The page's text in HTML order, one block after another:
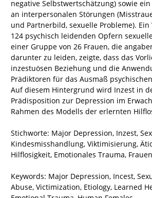
negative Selbstwertschätzung) sowie
an interpersonalen Störungen
und Partnerbild, sexuelle Probleme). Ein
124 psychisch leidenden Opfern
einer Gruppe von 26 Frauen, die
darunter zu leiden, zeigte, dass das
inzestuösen Beziehung und die
Prädiktoren für das Ausmaß
Auf diesem Hintergrund wird Inzest in
Prädisposition zur Depression im
Rahmen des Modells der erlernten
Stichworte: Major Depression, Inzest,
Kindesmisshandlung, Viktimisierung,
Hilflosigkeit, Emotionales Trauma, Frauen
Keywords: Major Depression, Incest,
Abuse, Victimization, Etiology, Learned